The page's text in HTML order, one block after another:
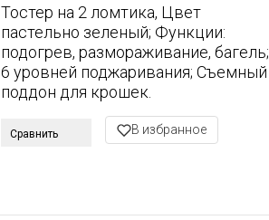
Тостер на 2 ломтика, Цвет
пастельно зеленый; Функции:
подогрев, размораживание, багель;
6 уровней поджаривания; Съемный
поддон для крошек.
Сравнить В избранное